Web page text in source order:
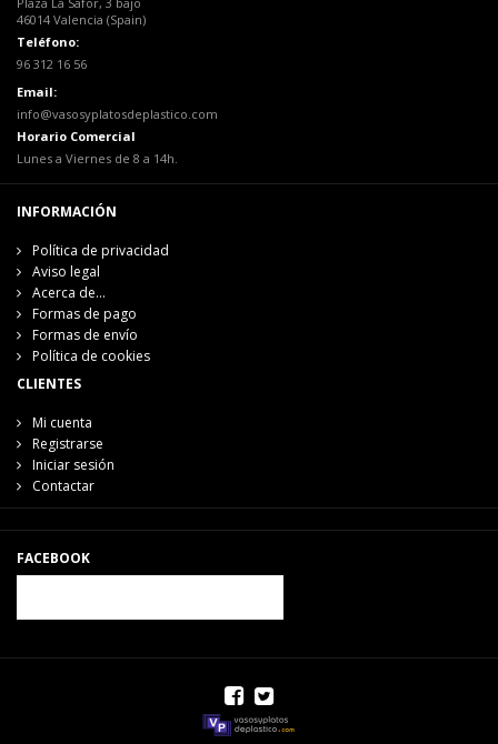
46014 Valencia (Spain)
Teléfono:
96 312 16 56
Email:
info@vasosyplatosdeplastico.com
Horario Comercial
Lunes a Viernes de 8 a 14h.
INFORMACIÓN
Política de privacidad
Aviso legal
Acerca de...
Formas de pago
Formas de envío
Política de cookies
CLIENTES
Mi cuenta
Registrarse
Iniciar sesión
Contactar
FACEBOOK